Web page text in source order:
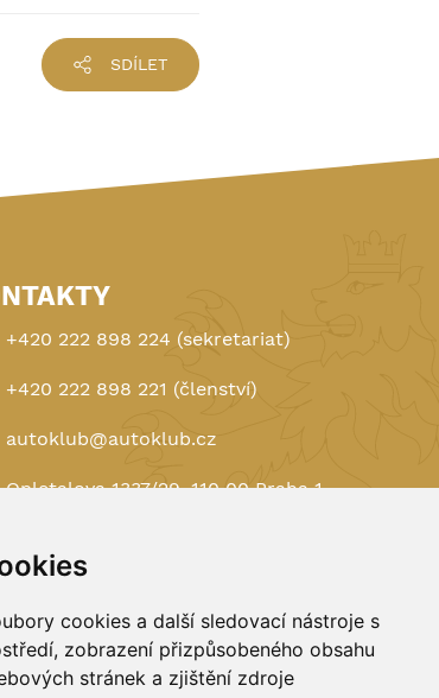
cookies a další sledovací nástroje s
zobrazení přizpůsobeného obsahu
stránek a zjištění zdroje
SDÍLET
+420 222 898 224 (sekretariat)
+420 222 898 221 (členství)
autoklub@autoklub.cz
Opletalova 1337/29, 110 00 Praha 1
Spravováno a hostováno uDIGITREE